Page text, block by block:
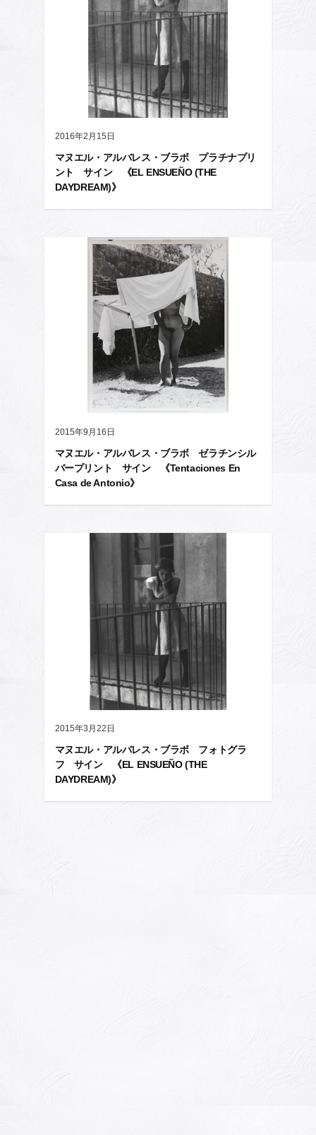
2016年2月15日
マヌエル・アルバレス・ブラボ プラチナプリ
ント サイン 《EL ENSUEÑO (THE
DAYDREAM)》
2015年9月16日
マヌエル・アルバレス・ブラボ ゼラチンシル
バープリント サイン 《Tentaciones En
Casa de Antonio》
2015年3月22日
マヌエル・アルバレス・ブラボ フォトグラ
フ サイン 《EL ENSUEÑO (THE
DAYDREAM)》